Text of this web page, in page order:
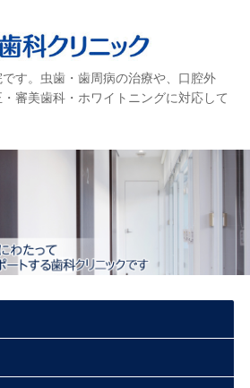
クリニック
す。虫歯・歯周病の治療や、口腔外
審美歯科・ホワイトニングに対応して